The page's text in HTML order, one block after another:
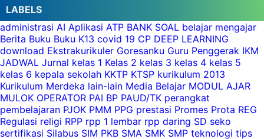
Semester 1 dan 2
Aplikasi Perangkat Pembelajaran Kurikulum
Merdeka Semua Kelas SD Semester 2
Perangkat Pembelajaran Kurikulum Merdeka
Kelas 5 SD Semester 2
LABELS
administrasi AI Aplikasi ATP BANK SOAL belajar mengajar
Berita Buku Buku K13 covid 19 CP DEEP LEARNING
download Ekstrakurikuler Goresanku Guru Penggerak IKM
JADWAL Jurnal kelas 1 Kelas 2 kelas 3 kelas 4 kelas 5
kelas 6 kepala sekolah KKTP KTSP kurikulum 2013
Kurikulum Merdeka lain-lain Media Belajar MODUL AJAR
MULOK OPERATOR PAI BP PAUD/TK perangkat
pembelajaran PJOK PMM PPG prestasi Promes Prota REG
Regulasi religi RPP rpp 1 lembar rpp daring SD seko
sertifikasi Silabus SIM PKB SMA SMK SMP teknologi tips